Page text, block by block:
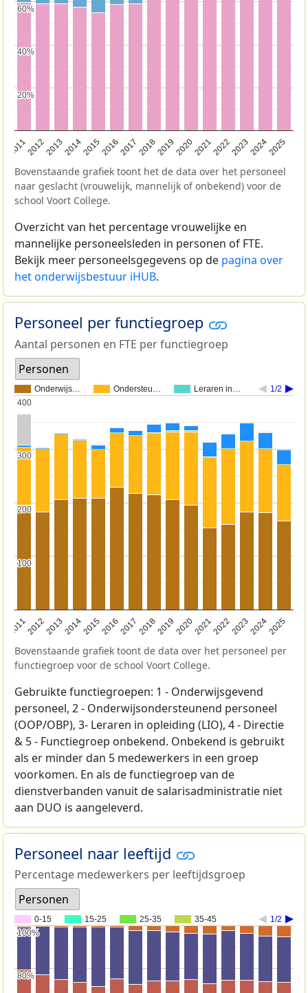
201120122013201420152016201720182019202020212022202320242025
20%
20%
40%
40%
60%
60%
Bovenstaande grafiek toont het de data over het personeel
naar geslacht (vrouwelijk, mannelijk of onbekend) voor de
school Voort College.
Overzicht van het percentage vrouwelijke en
mannelijke personeelsleden in personen of FTE.
Bekijk meer personeelsgegevens op de pagina over
het onderwijsbestuur iHUB.
Personeel per functiegroep
Aantal personen en FTE per functiegroep
Personen
Onderwijs… Ondersteu… Leraren in… 1/2
201120122013201420152016201720182019202020212022202320242025
100
100
200
200
300
300
400
400
Bovenstaande grafiek toont de data over het personeel per
functiegroep voor de school Voort College.
Gebruikte functiegroepen: 1 - Onderwijsgevend
personeel, 2 - Onderwijsondersteunend personeel
(OOP/OBP), 3- Leraren in opleiding (LIO), 4 - Directie
& 5 - Functiegroep onbekend. Onbekend is gebruikt
als er minder dan 5 medewerkers in een groep
voorkomen. En als de functiegroep van de
dienstverbanden vanuit de salarisadministratie niet
aan DUO is aangeleverd.
Personeel naar leeftijd
Percentage medewerkers per leeftijdsgroep
Personen
0-15 15-25 25-35 35-45 1/2
80%
80%
100%
100%